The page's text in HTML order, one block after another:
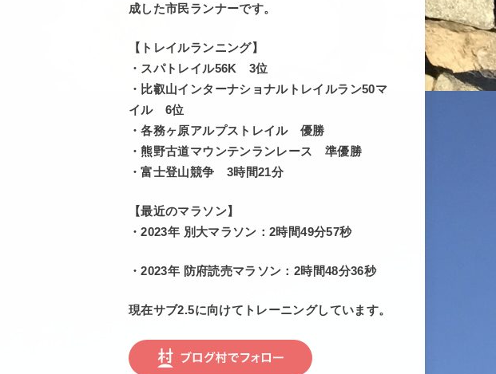
成した市民ランナーです。
【トレイルランニング】
・スパトレイル56K 3位
・比叡山インターナショナルトレイルラン50マ
イル 6位
・各務ヶ原アルプストレイル 優勝
・熊野古道マウンテンランレース 準優勝
・富士登山競争 3時間21分
【最近のマラソン】
・2023年 別大マラソン：2時間49分57秒
・2023年 防府読売マラソン：2時間48分36秒
現在サブ2.5に向けてトレーニングしています。